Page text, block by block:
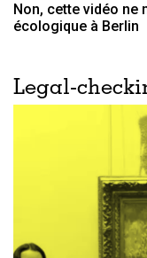
Non, cette vidéo ne
écologique à Berlin
Legal-